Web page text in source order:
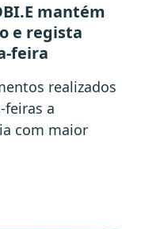
mantém
e regista
feira
realizados
feiras a
com maior